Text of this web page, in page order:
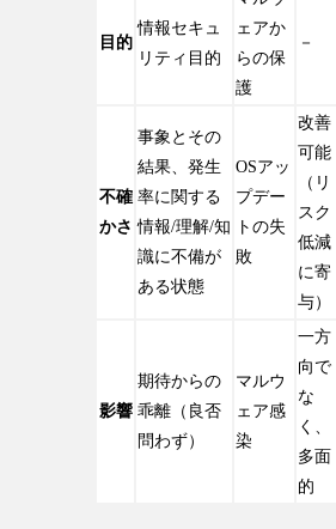
目的
情報セキュ
リティ目的
ェアか
らの保
護
－
不確
かさ
事象とその
結果、発生
率に関する
情報/理解/知
識に不備が
ある状態
OSアッ
プデー
トの失
敗
改善
可能
（リ
スク
低減
に寄
与）
影響
期待からの
乖離（良否
問わず）
マルウ
ェア感
染
一方
向で
な
く、
多面
的